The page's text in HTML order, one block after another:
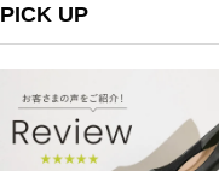
PICK UP